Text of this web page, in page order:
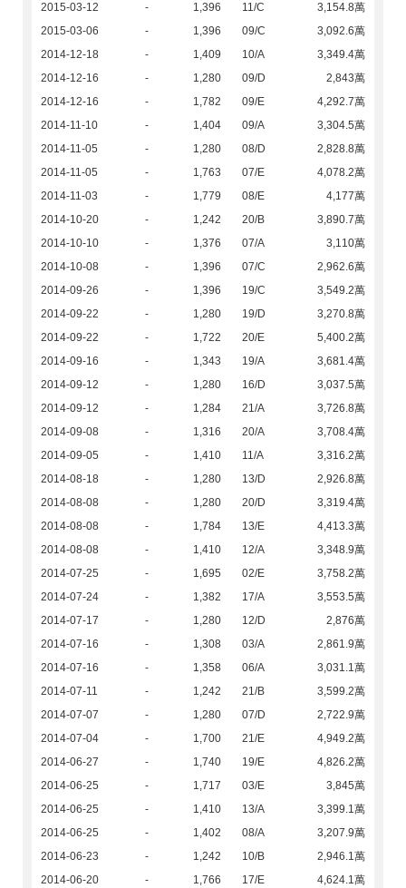
2015-03-12
- 1,396 11/C
3,154.8萬
2015-03-06
- 1,396 09/C
3,092.6萬
2014-12-18
- 1,409 10/A
3,349.4萬
2014-12-16
- 1,280 09/D
2,843萬
2014-12-16
- 1,782 09/E
4,292.7萬
2014-11-10
- 1,404 09/A
3,304.5萬
2014-11-05
- 1,280 08/D
2,828.8萬
2014-11-05
- 1,763 07/E
4,078.2萬
2014-11-03
- 1,779 08/E
4,177萬
2014-10-20
- 1,242 20/B
3,890.7萬
2014-10-10
- 1,376 07/A
3,110萬
2014-10-08
- 1,396 07/C
2,962.6萬
2014-09-26
- 1,396 19/C
3,549.2萬
2014-09-22
- 1,280 19/D
3,270.8萬
2014-09-22
- 1,722 20/E
5,400.2萬
2014-09-16
- 1,343 19/A
3,681.4萬
2014-09-12
- 1,280 16/D
3,037.5萬
2014-09-12
- 1,284 21/A
3,726.8萬
2014-09-08
- 1,316 20/A
3,708.4萬
2014-09-05
- 1,410 11/A
3,316.2萬
2014-08-18
- 1,280 13/D
2,926.8萬
2014-08-08
- 1,280 20/D
3,319.4萬
2014-08-08
- 1,784 13/E
4,413.3萬
2014-08-08
- 1,410 12/A
3,348.9萬
2014-07-25
- 1,695 02/E
3,758.2萬
2014-07-24
- 1,382 17/A
3,553.5萬
2014-07-17
- 1,280 12/D
2,876萬
2014-07-16
- 1,308 03/A
2,861.9萬
2014-07-16
- 1,358 06/A
3,031.1萬
2014-07-11
- 1,242 21/B
3,599.2萬
2014-07-07
- 1,280 07/D
2,722.9萬
2014-07-04
- 1,700 21/E
4,949.2萬
2014-06-27
- 1,740 19/E
4,826.2萬
2014-06-25
- 1,717 03/E
3,845萬
2014-06-25
- 1,410 13/A
3,399.1萬
2014-06-25
- 1,402 08/A
3,207.9萬
2014-06-23
- 1,242 10/B
2,946.1萬
2014-06-20
- 1,766 17/E
4,624.1萬